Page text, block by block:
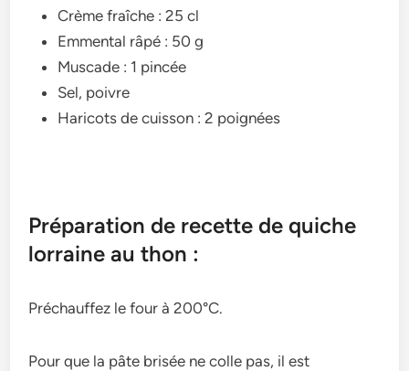
Crème fraîche : 25 cl
Emmental râpé : 50 g
Muscade : 1 pincée
Sel, poivre
Haricots de cuisson : 2 poignées
Préparation de recette de quiche
lorraine au thon :
Préchauffez le four à 200°C.
Pour que la pâte brisée ne colle pas, il est